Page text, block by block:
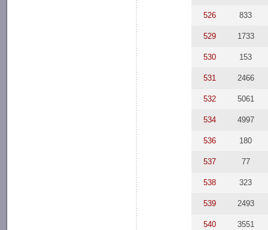
526 833
529 1733
530 153
531 2466
532 5061
534 4997
536 180
537 77
538 323
539 2493
540 3551